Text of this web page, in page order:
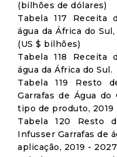
(bilhões de dólares)
Tabela 117 Receita
água da África do
(US $ bilhões)
Tabela 118 Receita
água da África do Sul.
Tabela 119 Resto
Garrafas de Água
tipo de produto, 2019
Tabela 120 Resto
Infusser Garrafas de
aplicação, 2019 -